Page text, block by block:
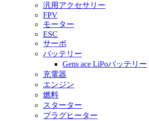
汎用アクセサリー
FPV
モーター
ESC
サーボ
バッテリー
Gens ace LiPoバッテリー
充電器
エンジン
燃料
スターター
プラグヒーター